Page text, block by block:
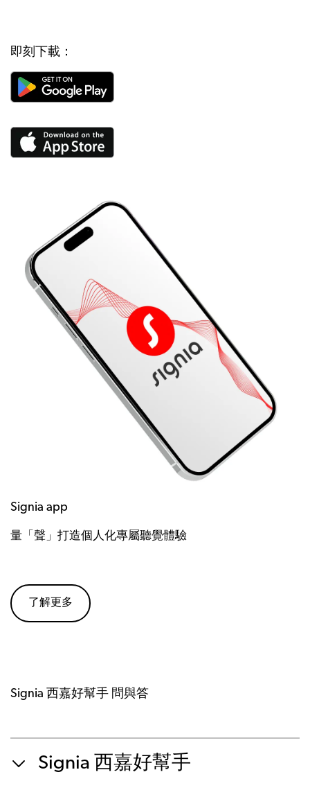
即刻下載：
Signia app
量「聲」打造個人化專屬聽覺體驗
了解更多
Signia 西嘉好幫手 問與答
Signia 西嘉好幫手